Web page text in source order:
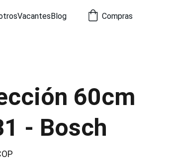
VacantesBlog Compras
60cm
- Bosch